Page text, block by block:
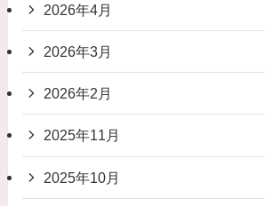
2026年4月
2026年3月
2026年2月
2025年11月
2025年10月